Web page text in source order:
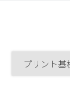
プリント基